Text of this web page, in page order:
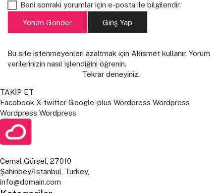
Beni sonraki yorumlar için e-posta ile bilgilendir.
Yorum Gönder Giriş Yap
Bu site istenmeyenleri azaltmak için Akismet kullanır. Yorum
verilerinizin nasıl işlendiğini öğrenin.
Tekrar deneyiniz.
TAKİP ET
Facebook X-twitter Google-plus Wordpress Wordpress
Wordpress Wordpress
Cemal Gürsel, 27010
Şahinbey/Istanbul, Turkey,
info@domain.com